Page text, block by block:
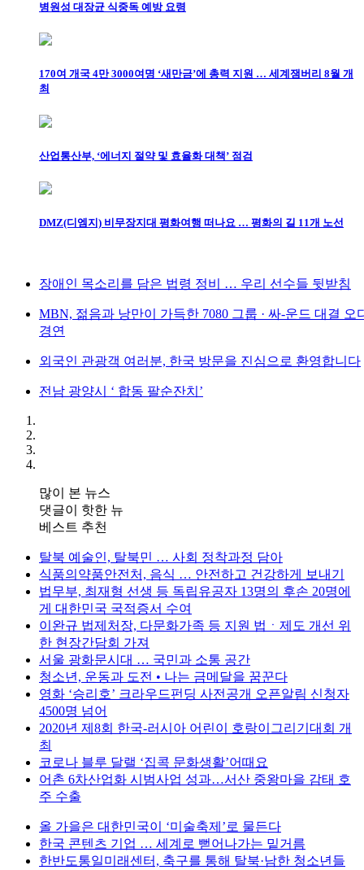
병원성 대장균 식중독 예방 요령
170여 개국 4만 3000여명 ‘새만금’에 총력 지원 … 세계잼버리 8월 개
최
산업통산부, ‘에너지 절약 및 효율화 대책’ 점검
DMZ(디엠지) 비무장지대 평화여행 떠나요 … 평화의 길 11개 노선
장애인 목소리를 담은 법령 정비 … 우리 선수들 뒷받침
MBN, 젊음과 낭만이 가득한 7080 그룹 · 싸-운드 대결 오
경연
외국인 관광객 여러분, 한국 방문을 진심으로 환영합니다
전남 광양시 ‘ 합동 팔순잔치’
많이 본 뉴스
댓글이 핫한 뉴
베스트 추천
탈북 예술인, 탈북민 … 사회 정착과정 담아
식품의약품안전처, 음식 … 안전하고 건강하게 보내기
법무부, 최재형 선생 등 독립유공자 13명의 후손 20명에
게 대한민국 국적증서 수여
이완규 법제처장, 다문화가족 등 지원 법ㆍ제도 개선 위
한 현장간담회 가져
서울 광화문시대 … 국민과 소통 공간
청소년, 운동과 도전 • 나는 금메달을 꿈꾼다
영화 ‘승리호’ 크라우드펀딩 사전공개 오픈알림 신청자
4500명 넘어
2020년 제8회 한국-러시아 어린이 호랑이그리기대회 개
최
코로나 블루 달랠 ‘집콕 문화생활’어때요
어촌 6차산업화 시범사업 성과…서산 중왕마을 감태 호
주 수출
올 가을은 대한민국이 ‘미술축제’로 물든다
한국 콘텐츠 기업 … 세계로 뻗어나가는 밑거름
한반도통일미래센터, 축구를 통해 탈북·남한 청소년들